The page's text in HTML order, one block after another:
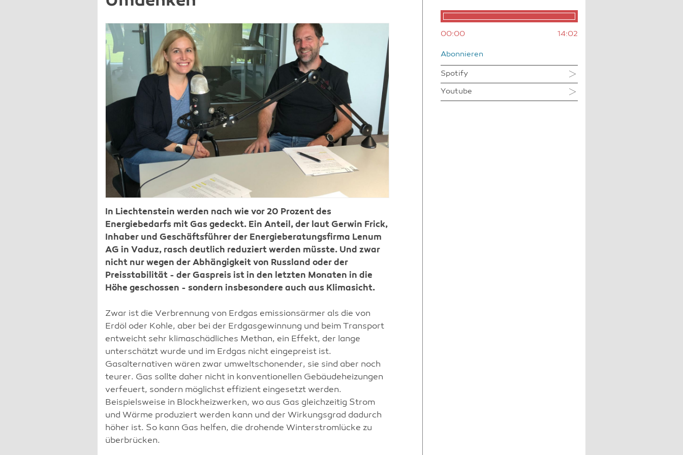
In Liechtenstein werden nach wie vor 20 Prozent des
Energiebedarfs mit Gas gedeckt. Ein Anteil, der laut Gerwin Frick,
Inhaber und Geschäftsführer der Energieberatungsfirma Lenum
AG in Vaduz, rasch deutlich reduziert werden müsste. Und zwar
nicht nur wegen der Abhängigkeit von Russland oder der
Preisstabilität - der Gaspreis ist in den letzten Monaten in die
Höhe geschossen - sondern insbesondere auch aus Klimasicht.
Zwar ist die Verbrennung von Erdgas emissionsärmer als die von
Erdöl oder Kohle, aber bei der Erdgasgewinnung und beim Transport
entweicht sehr klimaschädliches Methan, ein Effekt, der lange
unterschätzt wurde und im Erdgas nicht eingepreist ist.
Gasalternativen wären zwar umweltschonender, sie sind aber noch
teurer. Gas sollte daher nicht in konventionellen Gebäudeheizungen
verfeuert, sondern möglichst effizient eingesetzt werden.
Beispielsweise in Blockheizwerken, wo aus Gas gleichzeitig Strom
und Wärme produziert werden kann und der Wirkungsgrad dadurch
höher ist. So kann Gas helfen, die drohende Winterstromlücke zu
überbrücken.
00:00 14:02
Abonnieren
Spotify
Youtube